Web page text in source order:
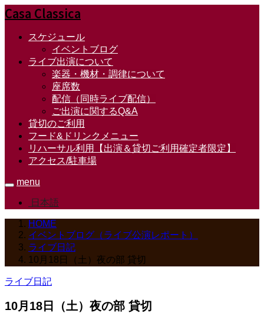
Casa Classica
スケジュール
イベントブログ
ライブ出演について
楽器・機材・調律について
座席数
配信（同時ライブ配信）
ご出演に関するQ&A
貸切のご利用
フード&ドリンクメニュー
リハーサル利用【出演＆貸切ご利用確定者限定】
アクセス/駐車場
menu
日本語
HOME
イベントブログ（ライブ公演レポート）
ライブ日記
10月18日（土）夜の部 貸切
ライブ日記
10月18日（土）夜の部 貸切